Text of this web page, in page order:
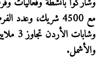
مع 4500 شريك،
والأشمل.